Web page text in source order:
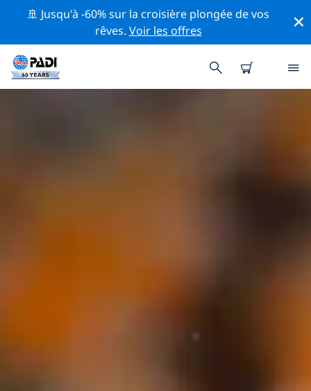
🚢 Jusqu'à -60% sur la croisière plongée de vos
rêves. Voir les offres